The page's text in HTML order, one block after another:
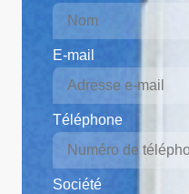
E-mail
Téléphone
Société